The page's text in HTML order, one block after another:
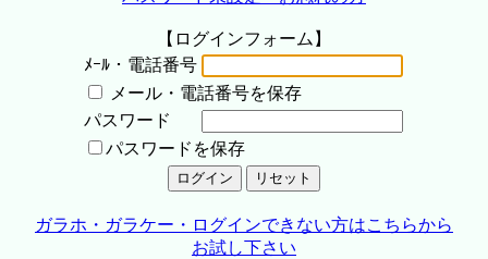
【ログインフォーム】
ﾒｰﾙ・電話番号
メール・電話番号を保存
パスワード
パスワードを保存
ガラホ・ガラケー・ログインできない方はこちらから
お試し下さい